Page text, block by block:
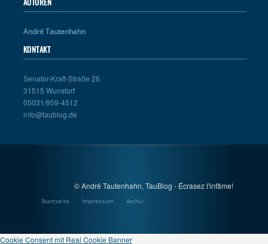
André Tautenhahn
KONTAKT
Senator-Kraft-Straße 26
31515 Wunstorf
05031/959-4512
info@taublog.de
© André Tautenhahn, TauBlog - Écrasez l'infâme!
Startseite Impressum Archiv
Cookie Consent mit Real Cookie Banner